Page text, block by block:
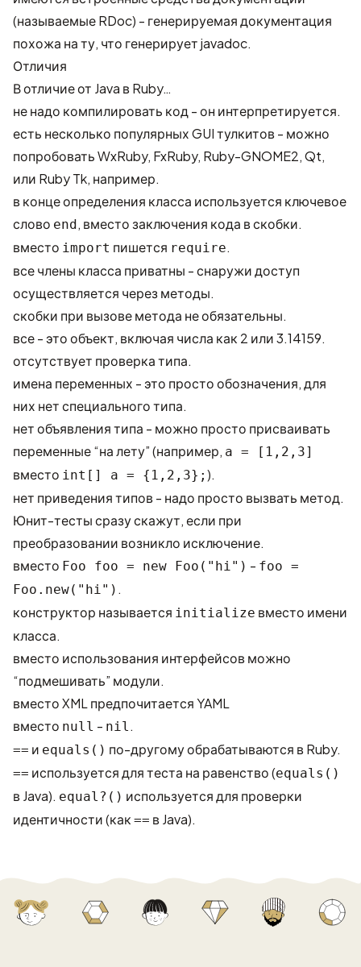
(называемые RDoc) - генерируемая документация
похожа на ту, что генерирует javadoc.
Отличия
В отличие от Java в Ruby…
не надо компилировать код - он интерпретируется.
есть несколько популярных GUI тулкитов - можно
попробоватьWxRuby, FxRuby, Ruby-GNOME2,Qt,
или Ruby Tk, например.
в конце определения класса используется ключевое
слово end, вместо заключения кода в скобки.
вместо import пишется require.
все члены класса приватны - снаружи доступ
осуществляется через методы.
скобки при вызове метода не обязательны.
все - это объект, включая числа как 2 или 3.14159.
отсутствует проверка типа.
имена переменных - это просто обозначения, для
них нет специального типа.
нет объявления типа - можно просто присваивать
переменные “на лету” (например, a = [1,2,3]
вместо int[] a = {1,2,3}; ).
нет приведения типов - надо просто вызвать метод.
Юнит-тесты сразу скажут, если при
преобразовании возникло исключение.
вместо Foo foo = new Foo("hi") - foo =
Foo.new("hi") .
конструктор называется initialize вместо имени
класса.
вместо использования интерфейсов можно
“подмешивать” модули.
вместо XML предпочитается YAML
вместо null - nil .
== и equals() по-другому обрабатываются в Ruby.
== используется для теста на равенство (equals()
в Java). equal?() используется для проверки
идентичности (как == в Java).